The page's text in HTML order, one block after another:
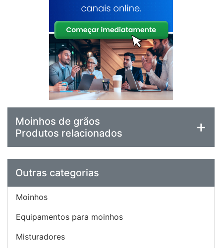
Moinhos de grãos
Produtos relacionados
Outras categorias
Moinhos
Equipamentos para moinhos
Misturadores